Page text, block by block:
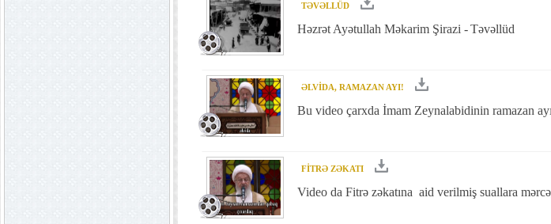
TƏVƏLLÜD
Həzrət Ayətullah Məkarim Şirazi -Təvəllüd
ƏLVİDA, RAMAZAN AYI!
Bu video çarxda İmam Zeynalabidinin ramazan ayı
FİTRƏ ZƏKATI
Video da Fitrə zəkatına aid verilmiş suallara